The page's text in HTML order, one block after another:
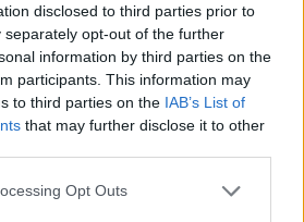
disclosed to third parties prior to
separately opt-out of the further
information by third parties on the
participants. This information may
to third parties on the IAB’s List of
that may further disclose it to other
Opt Outs
megyéspüspök, a Magyar
(MKPK) elnöke
felhívását, amelyben a templomok
legmelegebb óráiban